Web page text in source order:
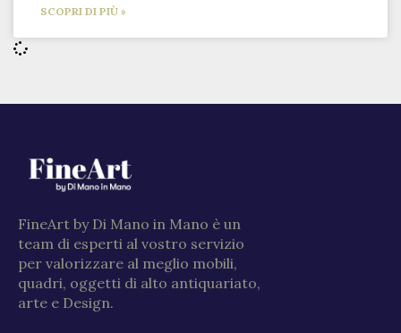
SCOPRI DI PIÙ »
FineArt by Di Mano in Mano è un
team di esperti al vostro servizio
per valorizzare al meglio mobili,
quadri, oggetti di alto antiquariato,
arte e Design.